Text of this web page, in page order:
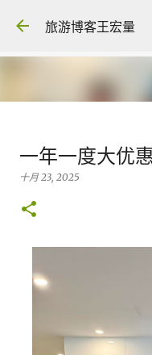
旅游博客王宏量
各大电脑专家
screen
一年一度大优
十月 23, 2025